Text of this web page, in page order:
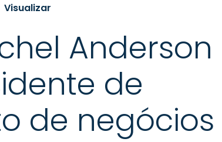
Visualizar
Anderson
de
de negócios